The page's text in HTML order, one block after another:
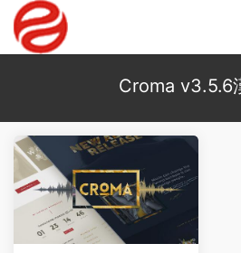
Croma v3.5.6